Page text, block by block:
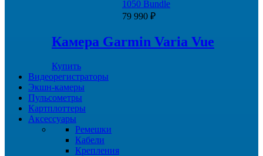
1050 Bundle
79 990 ₽
Камера Garmin Varia Vue
Купить
Видеорегистраторы
Экшн-камеры
Пульсометры
Картплоттеры
Аксессуары
Ремешки
Кабели
Крепления